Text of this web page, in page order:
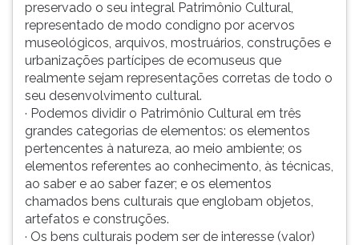
preservado o seu integral Patrimônio Cultural,
representado de modo condigno por acervos
museológicos, arquivos, mostruários, construções e
urbanizações partícipes de ecomuseus que
realmente sejam representações corretas de todo o
seu desenvolvimento cultural.
· Podemos dividir o Patrimônio Cultural em três
grandes categorias de elementos: os elementos
pertencentes à natureza, ao meio ambiente; os
elementos referentes ao conhecimento, às técnicas,
ao saber e ao saber fazer; e os elementos
chamados bens culturais que englobam objetos,
artefatos e construções.
· Os bens culturais podem ser de interesse (valor)